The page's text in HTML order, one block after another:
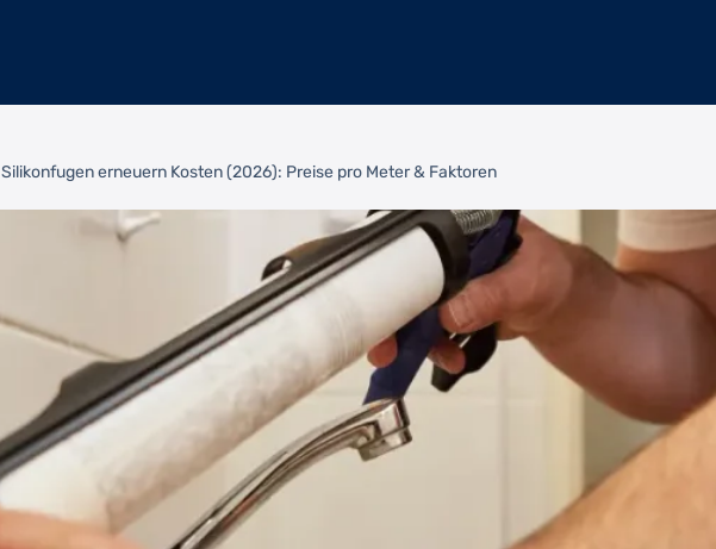
Silikonfugen erneuern Kosten (2026): Preise pro Meter & Faktoren